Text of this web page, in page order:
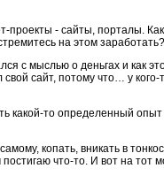
проекты - сайты, порталы.
на этом
с мыслью о деньгах и как
сайт, потому что… у
какой-то определенный
копать, вникать в
что-то. И вот на тот